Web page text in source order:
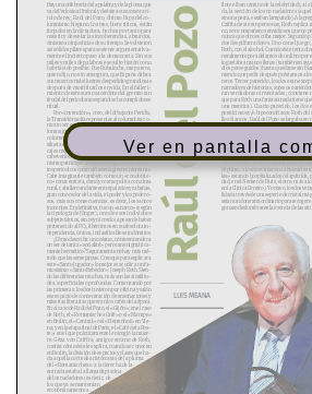
Ver en pantalla
flote e iban camino de la celebridad); a la
da, la sección de los no nadadores
sin una perra, estaban lampando). A la
Cziffra de si eran personas, Roth replica
no, son compañeros envidiosos que no
nunca que otro escriba mejor. Segundo
dos despilfarradores. Uno con el juego;
Roth, con el alcohol. Cuando éste tenía
neralmente por adelantos de un libro por
lo gastaba a manos llenas (también en
díos perseguidos) hasta quedarse sin
niendo que pedir después préstamos a
reros. Tercer parecido, los dos eran
narradores de historias, sucesos o
ran verdaderas o inventadas; conviene
que para Roth una fantasía nada tiene
una mentira). Cuarto parecido, los dos
persticiosos y/o hipocondriacos: Roth de
llos blancos; Raúl del Pozo se largaba en
una cena para tomarse la tensión en
que debamos entrar aquí en intimidades
das). Sexto: los dos eran bastante
contradictorios (ejemplo, uno se
dío –católico, el otro republicano
les» estando hospitalizados (el apátrida,
dad, en el Necker de París; el otro, más a lo
en la Clínica Cemtro). Y octavo, los dos
lidad a través de una especie de cristal
seían un don extraordinario para recoger
gonazo deslumbrante la esencia de las
Hay una orfebrería de la palabra y de la pluma que
va de Ferlosio a Umbral y de éste a su sucesor a tí-
tulo de rey, Raúl del Pozo, último Papa del co-
lumnismo hispano. Los tres, bien críticos, están
forjados en la dictadura, hechos por tanto para
resistir y desvelar las incoherencias, absurdos,
cinismos o injusticias de su tiempo. Se volvieron
así sólidos pilares para sostener argumentativa-
mente el incierto paso a la democracia. Sin sus
miles y miles de palabras ese salto histórico no
habría sido posible. Fue Rubalcaba, me parece,
quien dijo, no sin amargura, que España daba a
sus muertos más ilustres despedidas grandiosas
después de mortificarlos en vida. En el falleci-
miento de este sumo sacerdote del gremio tan
feudal del periodismo español se ha cumplido ese
ritual.
Por «invención», creo, del dibujante Peridis,
la Transición solía representar al columnista co-
mo un ser espiritual subido a lo alto de una co-
lumna jónica en plan anacoreta. El calidoscópico
columnista Raúl del Pozo no encaja bien en esa
silueta de ermitaño. Puestos a inventar, hay en-
cajes mejores. A él, crecido en tierra de maquis,
cabe verlo como una especie de maqui del colum-
nismo patrio que recorre, en fuga sin fin, distin-
tos periódicos como si fuesen agrestes montañas.
Cabe imaginarle también como un «condottie-
ro» renacentista, dandy cosmopolita con alma
rural, caballero andante entre palacios y cabañas,
gran conocedor de la vida, el poder y los podero-
sos, más sus consecuencias, es decir, los santos
inocentes. En definitiva, fue un «anarco» (según
la tipología de Jünger), uno de esos individuos
subjetivísimos, sin rey ni credo (a pesar de haber
pertenecido al PC), libérrimos en su absoluta in-
dependencia, únicos, inclasificables e indómitos.
¿Cómo describir un océano, cómo entender a
un ser de tanta «socialité» pero tan enigmática-
mente hermético? Seguramente no hay más mé-
todo que las semejanzas. Creo que para explicar a
este «Santo Jugador» lo mejor es acudir a un fa-
mosísimo «Santo Bebedor»: Joseph Roth. Sien-
do las diferencias muchas, más son las similitu-
des, superficiales o profundas. Comenzando por
las primeras: los dos tuvieron por oficina y salón
ese espacio de concentración de ensoñaciones y
miserias literarias que eran los cafés de la época.
En el caso de Raúl del Pozo, el «Gijón»; en el caso
de Roth, el «Romanisches Café» o el «Mampe»
en Berlín; el «Central» o el «Herrenhof» en Vie-
na; y en la etapa final de París, el «Café de la Pos-
te», en el que prácticamente le recogió la muer-
te. Géza von Cziffra, amigo cercano de Roth,
cuenta cómo éste le explica, cuando se conocen
en Berlín, la división de espacios y clases que ha-
cía aquella corte de aristócratas de la pluma
del «Romanisches»: a la derecha de la
entrada estaba la llamada piscina
de los nadadores (es decir, de
los que ya se mantenían
económicamente a
Raúl del Pozo
LUIS MEANA